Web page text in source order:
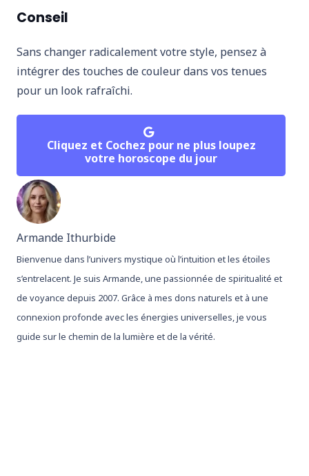
Conseil
Sans changer radicalement votre style, pensez à
intégrer des touches de couleur dans vos tenues
pour un look rafraîchi.
Cliquez et Cochez pour ne plus loupez
votre horoscope du jour
Armande Ithurbide
Bienvenue dans l’univers mystique où l’intuition et les étoiles
s’entrelacent. Je suis Armande, une passionnée de spiritualité et
de voyance depuis 2007. Grâce à mes dons naturels et à une
connexion profonde avec les énergies universelles, je vous
guide sur le chemin de la lumière et de la vérité.